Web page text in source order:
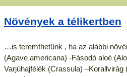
Növények a télikertben
…is teremthetünk , ha az alábbi
(Agave americana) -Fásodó aloé
Varjúhajfélék (Crassula) –Korallvirág